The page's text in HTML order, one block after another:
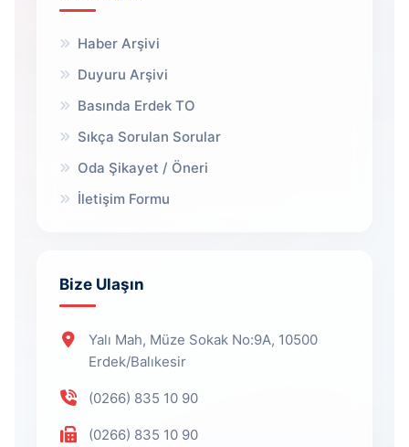
Haber Arşivi
Duyuru Arşivi
Basında Erdek TO
Sıkça Sorulan Sorular
Oda Şikayet / Öneri
İletişim Formu
Bize Ulaşın
Yalı Mah, Müze Sokak No:9A, 10500
Erdek/Balıkesir
(0266) 835 10 90
(0266) 835 10 90